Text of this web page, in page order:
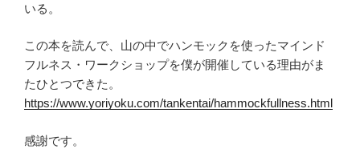
いる。
この本を読んで、山の中でハンモックを使ったマインド
フルネス・ワークショップを僕が開催している理由がま
たひとつできた。
https://www.yoriyoku.com/tankentai/hammockfullness.html
感謝です。